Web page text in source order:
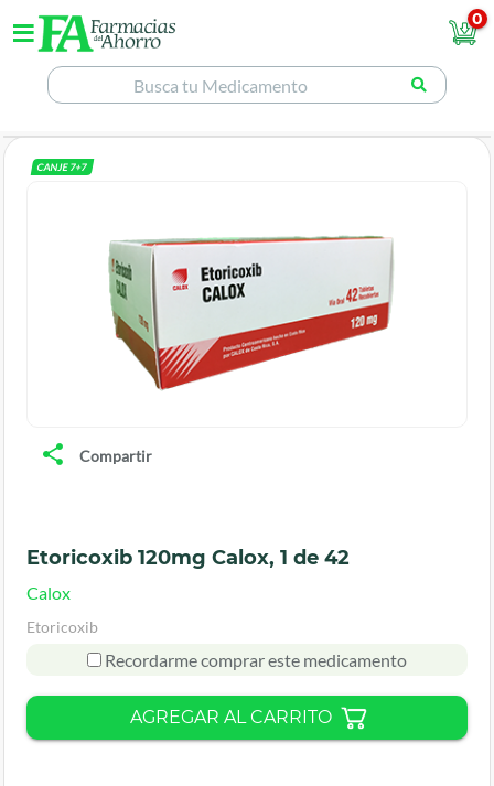
0
CANJE7+7
Compartir
Etoricoxib 120mg Calox, 1 de 42
Calox
Etoricoxib
Recordarme comprar este medicamento
AGREGAR AL CARRITO